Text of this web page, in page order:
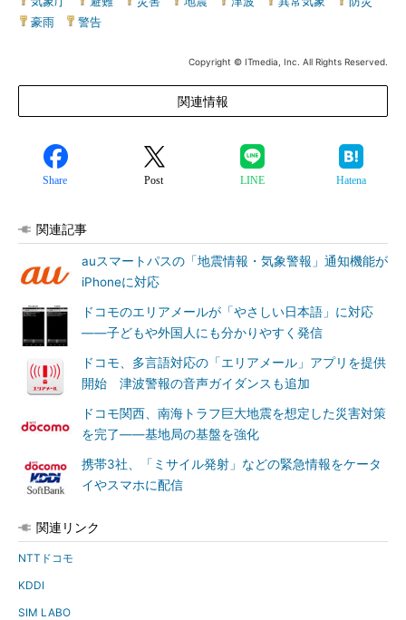
豪雨
警告
Copyright © ITmedia, Inc. All Rights Reserved.
関連情報
Share Post LINE Hatena
関連記事
auスマートパスの「地震情報・気象警報」通知機能が
iPhoneに対応
ドコモのエリアメールが「やさしい日本語」に対応
――子どもや外国人にも分かりやすく発信
ドコモ、多言語対応の「エリアメール」アプリを提供
開始 津波警報の音声ガイダンスも追加
ドコモ関西、南海トラフ巨大地震を想定した災害対策
を完了――基地局の基盤を強化
携帯3社、「ミサイル発射」などの緊急情報をケータ
イやスマホに配信
関連リンク
NTTドコモ
KDDI
SIM LABO